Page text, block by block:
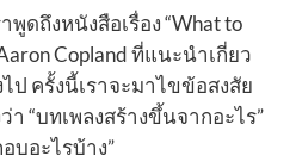
ดถึงหนังสือเรื่อง “What to
Copland ที่แนะนำเกี่ยว
ป ครั้งนี้เราจะมาไขข้อสงสัย
“บทเพลงสร้างขึ้นจากอะไร”
บอะไรบ้าง”